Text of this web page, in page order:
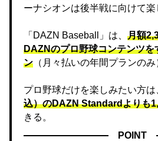
ーナシオンは後半戦に向けて楽
「DAZN Baseball」は、 月額
DAZNのプロ野球コンテンツを
ン （月々払いの年間プランのみ
プロ野球だけを楽しみたい方は
込）のDAZN Standard​よりも
きる。
POINT